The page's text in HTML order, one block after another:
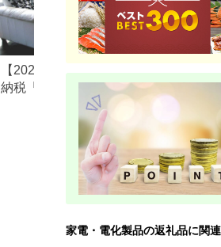
【2026年最新版】ふるさと
納税「食べ物以外」返礼品
の還元率ランキング！
楽天
家電・電化製品の返礼品に関